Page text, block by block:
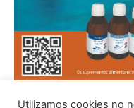
Utilizamos cookies no